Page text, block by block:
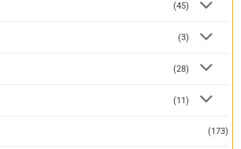
(45)
(3)
(28)
(11)
(173)